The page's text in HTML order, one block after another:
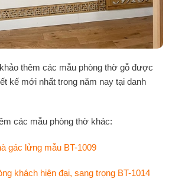
thêm các mẫu phòng thờ gỗ được
kế mới nhất trong năm nay tại danh
các mẫu phòng thờ khác:
gác lửng mẫu BT-1009
khách hiện đại, sang trọng BT-1014